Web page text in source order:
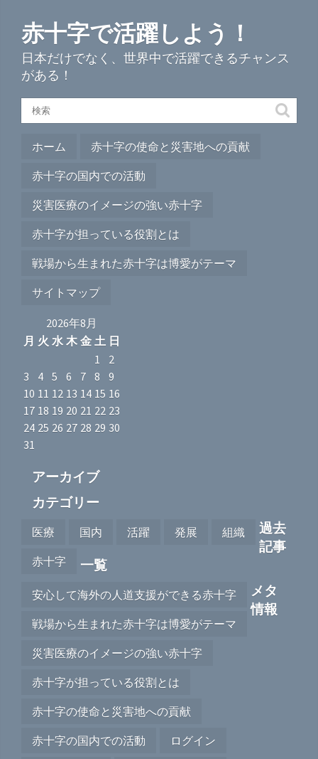
赤十字で活躍しよう！
日本だけでなく、世界中で活躍できるチャンス
がある！
ホーム 赤十字の使命と災害地への貢献
赤十字の国内での活動
災害医療のイメージの強い赤十字
赤十字が担っている役割とは
戦場から生まれた赤十字は博愛がテーマ
サイトマップ
2026年8月
月 火 水 木 金 土 日
1
2
3
4 5 6 7 8
9
10 11 12 13 14 15 16
17 18 19 20 21 22 23
24 25 26 27 28 29 30
31
アーカイブ
カテゴリー
医療 国内 活躍 発展 組織
赤十字
過去
記事
一覧
安心して海外の人道支援ができる赤十字
戦場から生まれた赤十字は博愛がテーマ
災害医療のイメージの強い赤十字
赤十字が担っている役割とは
赤十字の使命と災害地への貢献
赤十字の国内での活動
メタ
情報
ログイン